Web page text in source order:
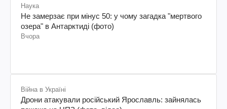
Наука
Не замерзає при мінус 50: у чому загадка "мертвого
озера" в Антарктиді (фото)
Вчора
Війна в Україні
Дрони атакували російський Ярославль: зайнялась